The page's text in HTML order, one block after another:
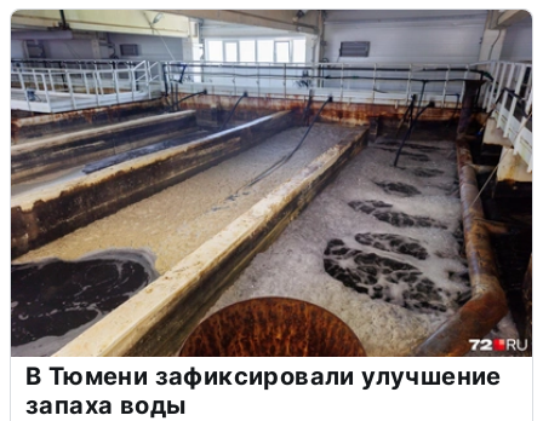
В Тюмени зафиксировали улучшение
запаха воды